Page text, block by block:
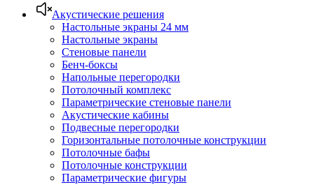
Акустические решения
Настольные экраны 24 мм
Настольные экраны
Стеновые панели
Бенч-боксы
Напольные перегородки
Потолочный комплекс
Параметрические стеновые панели
Акустические кабины
Подвесные перегородки
Горизонтальные потолочные конструкции
Потолочные бафы
Потолочные конструкции
Параметрические фигуры